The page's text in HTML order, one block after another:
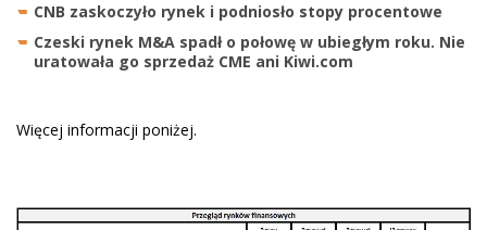
CNB zaskoczyło rynek i podniosło stopy procentowe
Czeski rynek M&A spadł o połowę w ubiegłym roku. Nie
uratowała go sprzedaż CME ani Kiwi.com
Więcej informacji poniżej.